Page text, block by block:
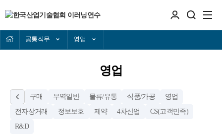
영업
공통직무 영업
구매 무역일반 물류/유통 식품/가공
영업
전자상거래
정보보호 제약 4차산업
CS(고객만족)
R&D